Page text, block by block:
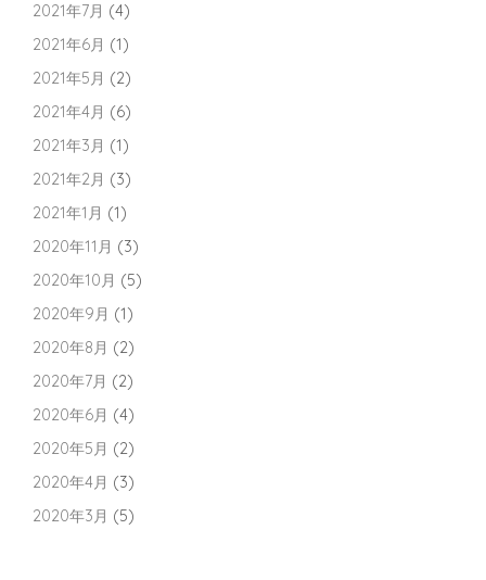
2021年7月 (4)
2021年6月 (1)
2021年5月 (2)
2021年4月 (6)
2021年3月 (1)
2021年2月 (3)
2021年1月 (1)
2020年11月 (3)
2020年10月 (5)
2020年9月 (1)
2020年8月 (2)
2020年7月 (2)
2020年6月 (4)
2020年5月 (2)
2020年4月 (3)
2020年3月 (5)